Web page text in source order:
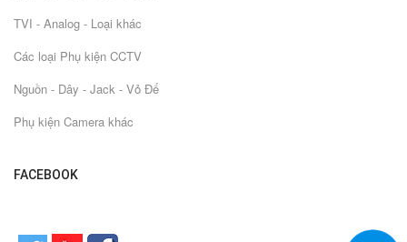
TVI - Analog - Loại khác
Các loại Phụ kiện CCTV
Nguồn - Dây - Jack - Vỏ Đế
Phụ kiện Camera khác
FACEBOOK